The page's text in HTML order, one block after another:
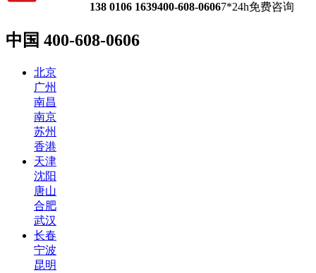
138 0106 1639400-608-06067*24h免费咨询
中国 400-608-0606
北京
广州
南昌
南京
苏州
香港
天津
沈阳
唐山
合肥
武汉
长春
宁波
昆明